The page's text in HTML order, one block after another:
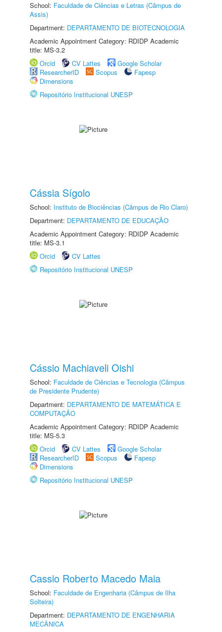
School: Faculdade de Ciências e Letras (Câmpus de
Assis)
Department: DEPARTAMENTO DE BIOTECNOLOGIA
Academic Appointment Category: RDIDP Academic
title: MS-3.2
Orcid
CV Lattes
Google Scholar
ResearcherID
Scopus
Fapesp
Dimensions
Repositório Institucional UNESP
Cássia Sígolo
School: Instituto de Biociências (Câmpus de Rio Claro)
Department: DEPARTAMENTO DE EDUCAÇÃO
Academic Appointment Category: RDIDP Academic
title: MS-3.1
Orcid
CV Lattes
Repositório Institucional UNESP
Cássio Machiaveli Oishi
School: Faculdade de Ciências e Tecnologia (Câmpus
de Presidente Prudente)
Department: DEPARTAMENTO DE MATEMÁTICA E
COMPUTAÇÃO
Academic Appointment Category: RDIDP Academic
title: MS-5.3
Orcid
CV Lattes
Google Scholar
ResearcherID
Scopus
Fapesp
Dimensions
Repositório Institucional UNESP
Cassio Roberto Macedo Maia
School: Faculdade de Engenharia (Câmpus de Ilha
Solteira)
Department: DEPARTAMENTO DE ENGENHARIA
MECÂNICA